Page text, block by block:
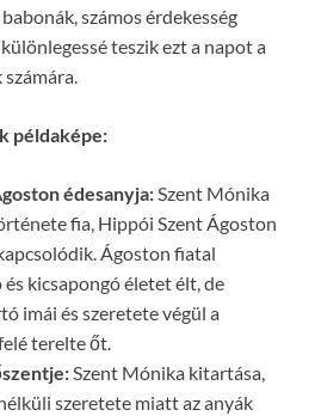
számos érdekesség
teszik ezt a napot a
példaképe:
édesanyja:Szent Mónika
fia, Hippói Szent Ágoston
Ágoston fiatal
kicsapongó életet élt, de
imái és szeretete végül a
terelte őt.
Szent Mónika kitartása,
szeretete miatt az anyák